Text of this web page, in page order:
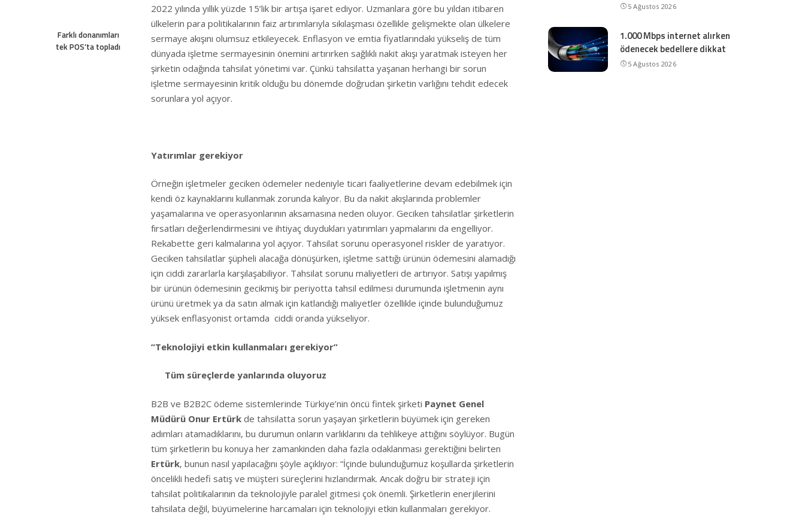
Farklı donanımları
tek POS’ta topladı
2022 yılında yıllık yüzde 15’lik bir artışa işaret ediyor. Uzmanlara göre bu yıldan itibaren
ülkelerin para politikalarının faiz artırımlarıyla sıkılaşması özellikle gelişmekte olan ülkelere
sermaye akışını olumsuz etkileyecek. Enflasyon ve emtia fiyatlarındaki yükseliş de tüm
dünyada işletme sermayesinin önemini artırırken sağlıklı nakit akışı yaratmak isteyen her
şirketin odağında tahsilat yönetimi var. Çünkü tahsilatta yaşanan herhangi bir sorun
işletme sermayesinin kritik olduğu bu dönemde doğrudan şirketin varlığını tehdit edecek
sorunlara yol açıyor.
Yatırımlar gerekiyor
Örneğin işletmeler geciken ödemeler nedeniyle ticari faaliyetlerine devam edebilmek için
kendi öz kaynaklarını kullanmak zorunda kalıyor. Bu da nakit akışlarında problemler
yaşamalarına ve operasyonlarının aksamasına neden oluyor. Geciken tahsilatlar şirketlerin
fırsatları değerlendirmesini ve ihtiyaç duydukları yatırımları yapmalarını da engelliyor.
Rekabette geri kalmalarına yol açıyor. Tahsilat sorunu operasyonel riskler de yaratıyor.
Geciken tahsilatlar şüpheli alacağa dönüşürken, işletme sattığı ürünün ödemesini alamadığı
için ciddi zararlarla karşılaşabiliyor. Tahsilat sorunu maliyetleri de artırıyor. Satışı yapılmış
bir ürünün ödemesinin gecikmiş bir periyotta tahsil edilmesi durumunda işletmenin aynı
ürünü üretmek ya da satın almak için katlandığı maliyetler özellikle içinde bulunduğumuz
yüksek enflasyonist ortamda ciddi oranda yükseliyor.
“Teknolojiyi etkin kullanmaları gerekiyor”
Tüm süreçlerde yanlarında oluyoruz
B2B ve B2B2C ödeme sistemlerinde Türkiye’nin öncü fintek şirketi Paynet Genel
Müdürü Onur Ertürk de tahsilatta sorun yaşayan şirketlerin büyümek için gereken
adımları atamadıklarını, bu durumun onların varlıklarını da tehlikeye attığını söylüyor. Bugün
tüm şirketlerin bu konuya her zamankinden daha fazla odaklanması gerektiğini belirten
Ertürk, bunun nasıl yapılacağını şöyle açıklıyor: “İçinde bulunduğumuz koşullarda şirketlerin
öncelikli hedefi satış ve müşteri süreçlerini hızlandırmak. Ancak doğru bir strateji için
tahsilat politikalarının da teknolojiyle paralel gitmesi çok önemli. Şirketlerin enerjilerini
tahsilata değil, büyümelerine harcamaları için teknolojiyi etkin kullanmaları gerekiyor.
5 Ağustos 2026
1.000 Mbps internet alırken
ödenecek bedellere dikkat
5 Ağustos 2026